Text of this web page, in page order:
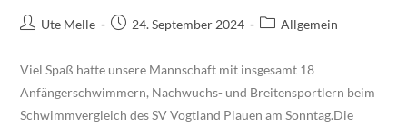
Ute Melle 24. September 2024 Allgemein
Viel Spaß hatte unsere Mannschaft mit insgesamt 18
Anfängerschwimmern, Nachwuchs- und Breitensportlern beim
Schwimmvergleich des SV Vogtland Plauen am Sonntag.Die